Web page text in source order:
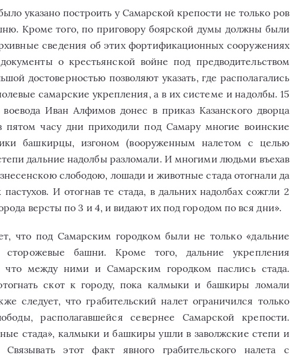
указано построить у Самарской крепости не только ров
Кроме того, по приговору боярской думы должны были
сведения об этих фортификационных сооружениях
о крестьянской войне под предводительством
достоверностью позволяют указать, где располагались
самарские укрепления, а в их системе и надолбы. 15
Иван Алфимов донес в приказ Казанского дворца
пятом часу дни приходили под Самару многие воинские
башкирцы, изгоном (вооруженным налетом с целью
дальние надолбы разломали. И многими людьми въехав
слободою, лошади и животные стада отогнали да
И отогнав те стада, в дальних надолбах сожгли 2
версты по 3 и 4, и видают их под городом по вся дни».
что под Самарским городком были не только «дальние
башни. Кроме того, дальние укрепления
что между ними и Самарским городком паслись стада.
скот к городу, пока калмыки и башкиры ломали
следует, что грабительский налет ограничился только
располагавшейся севернее Самарской крепости.
стада», калмыки и башкиры ушли в заволжские степи и
этот факт явного грабительского налета с